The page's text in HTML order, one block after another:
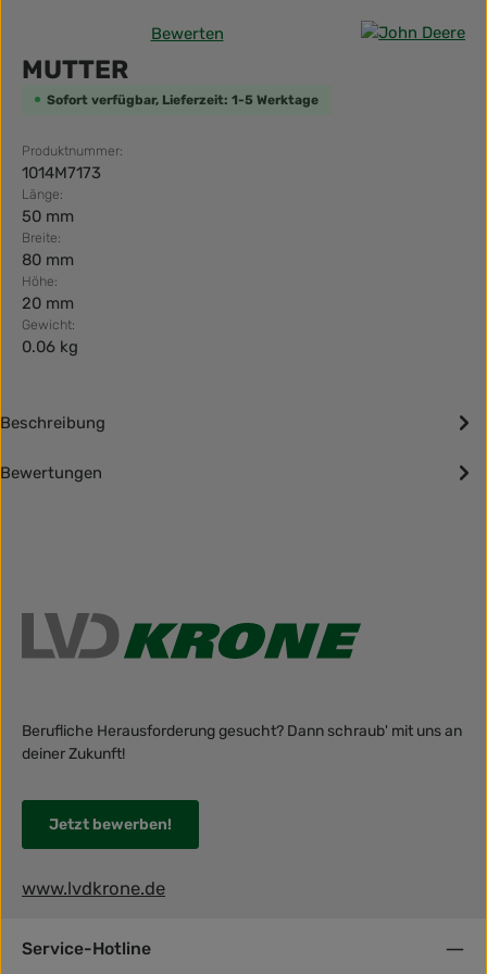
Durchschnittliche Bewertung von 0 von 5 Sternen
Bewerten
MUTTER
Sofort verfügbar, Lieferzeit: 1-5 Werktage
Produktnummer:
1014M7173
Länge:
50 mm
Breite:
80 mm
Höhe:
20 mm
Gewicht:
0.06 kg
Beschreibung
Bewertungen
Berufliche Herausforderung gesucht? Dann schraub' mit uns an
deiner Zukunft!
Jetzt bewerben!
www.lvdkrone.de
Service-Hotline